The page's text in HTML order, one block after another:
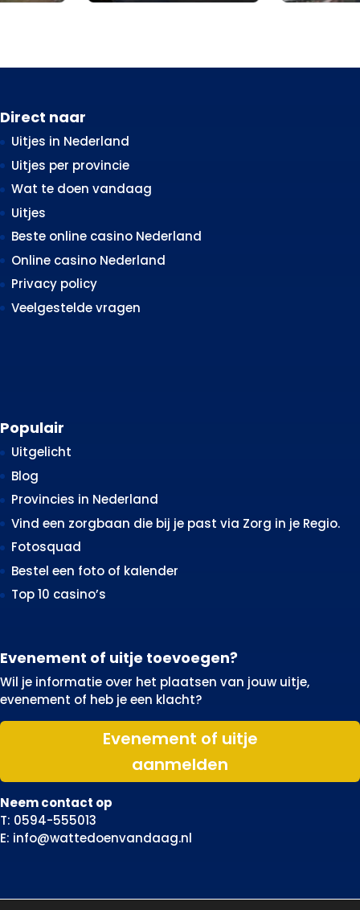
Direct naar
Uitjes in Nederland
Uitjes per provincie
Wat te doen vandaag
Uitjes
Beste online casino Nederland
Online casino Nederland
Privacy policy
Veelgestelde vragen
Populair
Uitgelicht
Blog
Provincies in Nederland
Vind een zorgbaan die bij je past via Zorg in je Regio.
Fotosquad
Bestel een foto of kalender
Top 10 casino’s
Evenement of uitje toevoegen?
Wil je informatie over het plaatsen van jouw uitje,
evenement of heb je een klacht?
Evenement of uitje
aanmelden
Neem contact op
T: 0594-555013
E: info@wattedoenvandaag.nl